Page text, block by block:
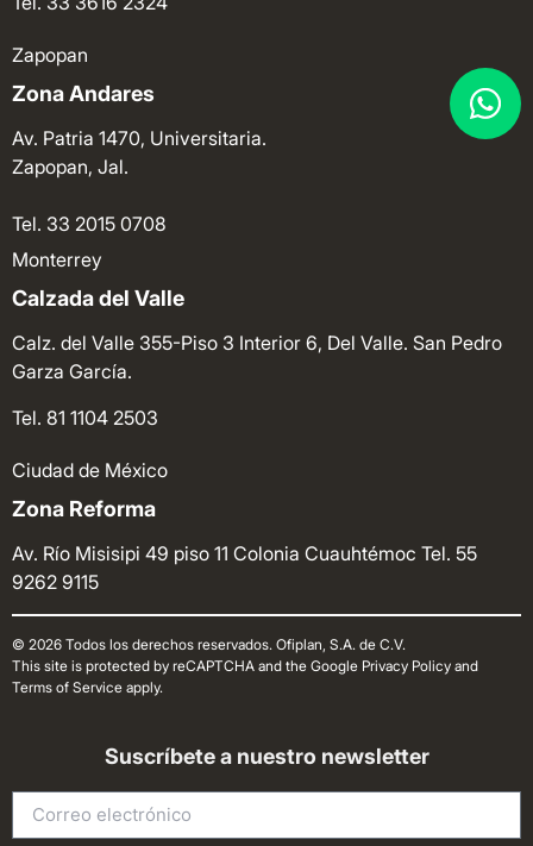
Zapopan
Zona Andares
Av. Patria 1470, Universitaria.
Zapopan, Jal.
Tel. 33 2015 0708
Monterrey
Calzada del Valle
Calz. del Valle 355-Piso 3 Interior 6, Del Valle. San Pedro
Garza García.
Tel. 81 1104 2503
Ciudad de México
Zona Reforma
Av. Río Misisipi 49 piso 11 Colonia Cuauhtémoc Tel. 55
9262 9115
© 2026 Todos los derechos reservados. Ofiplan, S.A. de C.V.
This site is protected by reCAPTCHA and the Google Privacy Policy and
Terms of Service apply.
Suscríbete a nuestro newsletter